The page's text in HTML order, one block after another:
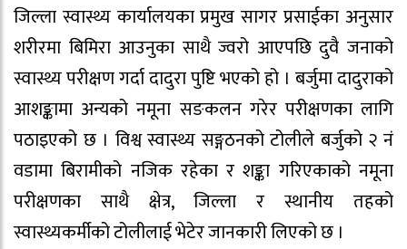
जिल्ला स्वास्थ्य कार्यालयका प्रमुख सागर प्रसाईका अनुसार
शरीरमा बिमिरा आउनुका साथै ज्वरो आएपछि दुवै जनाको
स्वास्थ्य परीक्षण गर्दा दादुरा पुष्टि भएको हो । बर्जुमा दादुराको
आशङ्कामा अन्यको नमूना सङकलन गरेर परीक्षणका लागि
पठाइएको छ । विश्व स्वास्थ्य सङ्गठनको टोलीले बर्जुको २ नं
वडामा बिरामीको नजिक रहेका र शङ्का गरिएकाको नमूना
परीक्षणका साथै क्षेत्र, जिल्ला र स्थानीय तहको
स्वास्थ्यकर्मीको टोलीलाई भेटेर जानकारी लिएको छ ।